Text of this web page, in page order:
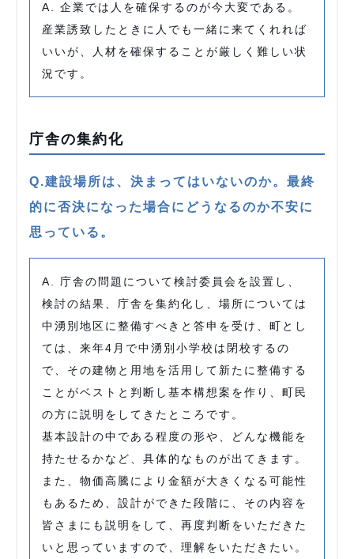
A. 企業では人を確保するのが今大変である。
産業誘致したときに人でも一緒に来てくれれば
いいが、人材を確保することが厳しく難しい状
況です。
庁舎の集約化
Q.建設場所は、決まってはいないのか。最終
的に否決になった場合にどうなるのか不安に
思っている。
A. 庁舎の問題について検討委員会を設置し、
検討の結果、庁舎を集約化し、場所については
中湧別地区に整備すべきと答申を受け、町とし
ては、来年4月で中湧別小学校は閉校するの
で、その建物と用地を活用して新たに整備する
ことがベストと判断し基本構想案を作り、町民
の方に説明をしてきたところです。
基本設計の中である程度の形や、どんな機能を
持たせるかなど、具体的なものが出てきます。
また、物価高騰により金額が大きくなる可能性
もあるため、設計ができた段階に、その内容を
皆さまにも説明をして、再度判断をいただきた
いと思っていますので、理解をいただきたい。